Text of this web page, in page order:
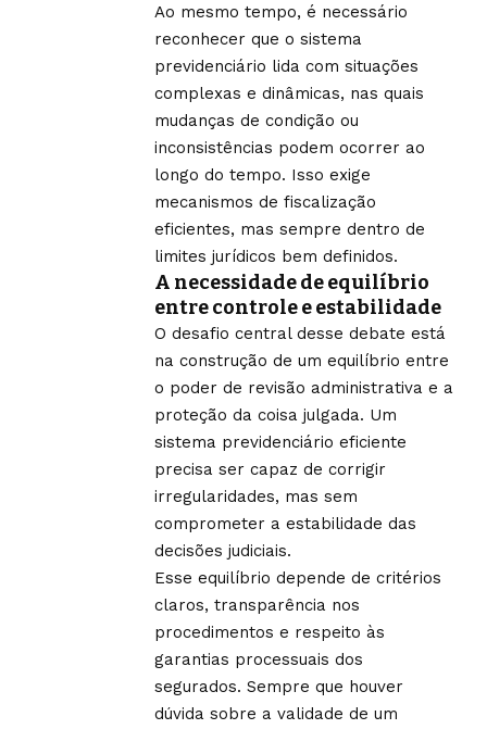
Ao mesmo tempo, é necessário
reconhecer que o sistema
previdenciário lida com situações
complexas e dinâmicas, nas quais
mudanças de condição ou
inconsistências podem ocorrer ao
longo do tempo. Isso exige
mecanismos de fiscalização
eficientes, mas sempre dentro de
limites jurídicos bem definidos.
A necessidade de equilíbrio
entre controle e estabilidade
O desafio central desse debate está
na construção de um equilíbrio entre
o poder de revisão administrativa e a
proteção da coisa julgada. Um
sistema previdenciário eficiente
precisa ser capaz de corrigir
irregularidades, mas sem
comprometer a estabilidade das
decisões judiciais.
Esse equilíbrio depende de critérios
claros, transparência nos
procedimentos e respeito às
garantias processuais dos
segurados. Sempre que houver
dúvida sobre a validade de um